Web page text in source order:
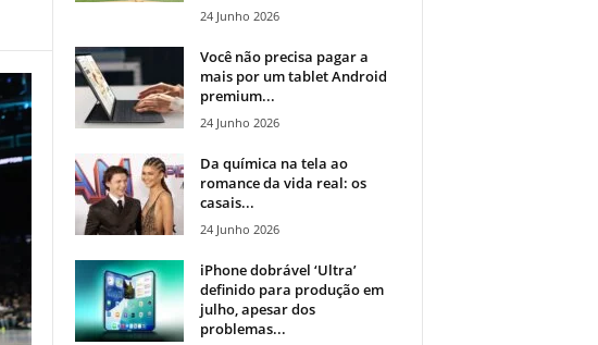
24 Junho 2026
Você não precisa pagar a
mais por um tablet Android
premium...
24 Junho 2026
Da química na tela ao
romance da vida real: os
casais...
24 Junho 2026
iPhone dobrável ‘Ultra’
definido para produção em
julho, apesar dos
problemas...